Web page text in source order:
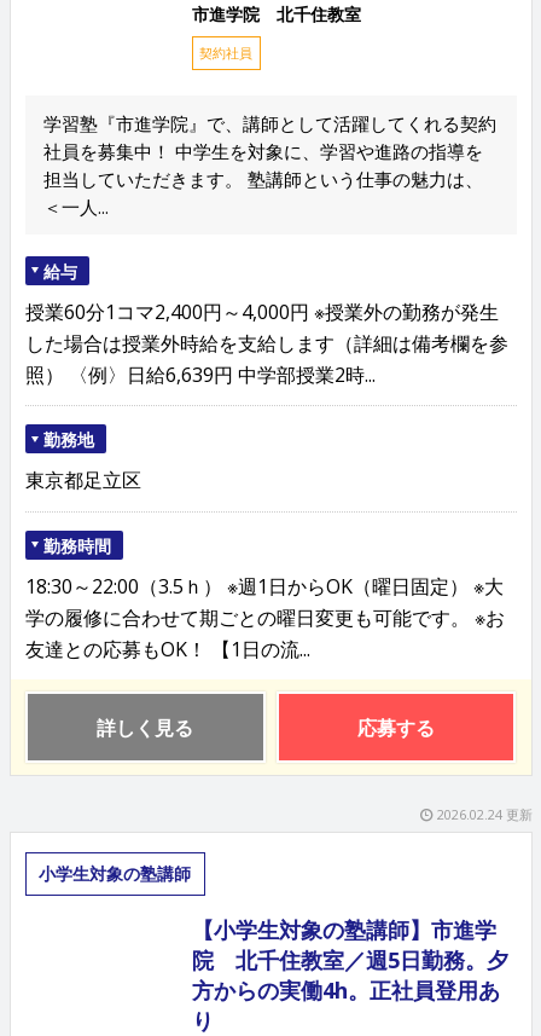
市進学院 北千住教室
契約社員
学習塾『市進学院』で、講師として活躍してくれる契約
社員を募集中！ 中学生を対象に、学習や進路の指導を
担当していただきます。 塾講師という仕事の魅力は、
＜一人...
給与
授業60分1コマ2,400円～4,000円 ※授業外の勤務が発生
した場合は授業外時給を支給します（詳細は備考欄を参
照） 〈例〉日給6,639円 中学部授業2時...
勤務地
東京都足立区
勤務時間
18:30～22:00（3.5ｈ） ※週1日からOK（曜日固定） ※大
学の履修に合わせて期ごとの曜日変更も可能です。 ※お
友達との応募もOK！ 【1日の流...
詳しく見る 応募する
2026.02.24 更新
小学生対象の塾講師
【小学生対象の塾講師】市進学
院 北千住教室／週5日勤務。夕
方からの実働4h。正社員登用あ
り